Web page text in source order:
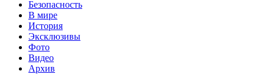
Безопасность
В мире
История
Эксклюзивы
Фото
Видео
Архив